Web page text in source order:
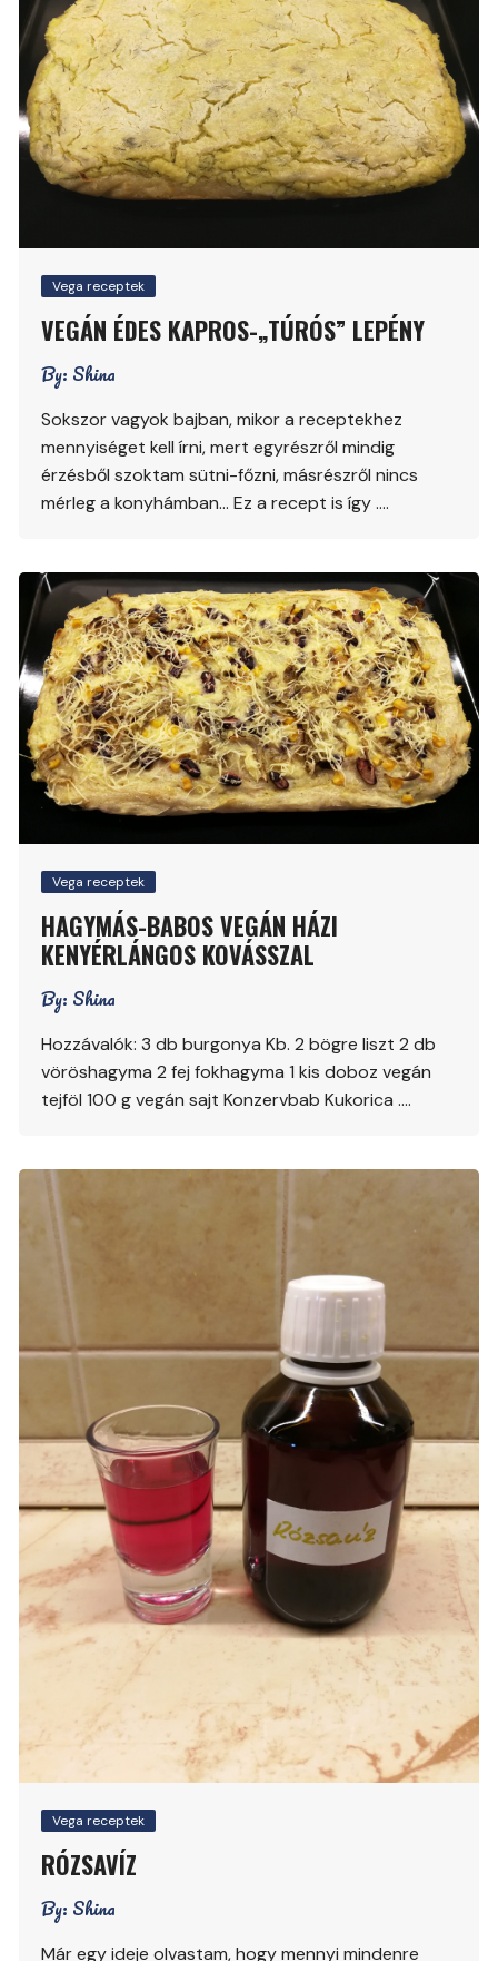
Vega receptek
VEGÁN ÉDES KAPROS-„TÚRÓS” LEPÉNY
By: Shina
Sokszor vagyok bajban, mikor a receptekhez
mennyiséget kell írni, mert egyrészről mindig
érzésből szoktam sütni-főzni, másrészről nincs
mérleg a konyhámban… Ez a recept is így ….
Vega receptek
HAGYMÁS-BABOS VEGÁN HÁZI
KENYÉRLÁNGOS KOVÁSSZAL
By: Shina
Hozzávalók: 3 db burgonya Kb. 2 bögre liszt 2 db
vöröshagyma 2 fej fokhagyma 1 kis doboz vegán
tejföl 100 g vegán sajt Konzervbab Kukorica ….
Vega receptek
RÓZSAVÍZ
By: Shina
Már egy ideje olvastam, hogy mennyi mindenre